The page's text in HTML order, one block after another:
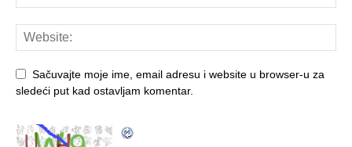
Sačuvajte moje ime, email adresu i website u browser-u za
sledeći put kad ostavljam komentar.